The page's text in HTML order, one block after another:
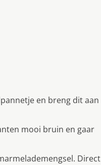
en breng dit aan
mooi bruin en gaar
Direct